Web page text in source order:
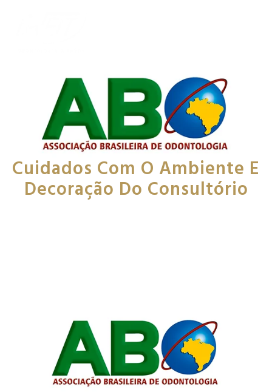
Cuidados Com O Ambiente E
Decoração Do Consultório